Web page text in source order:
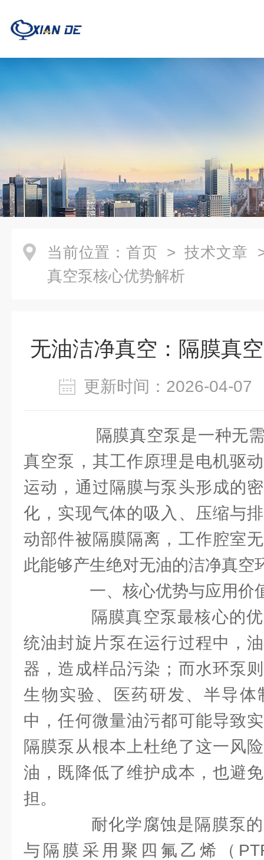
当前位置： 首页 > 技术文章
真空泵核心优势解析
无油洁净真空：隔膜真
更新时间：2026-04-
隔膜真空泵是一种无需
真空泵，其工作原理是电机驱
运动，通过隔膜与泵头形成的
化，实现气体的吸入、压缩与
动部件被隔膜隔离，工作腔室
此能够产生绝对无油的洁净真空
一、核心优势与应用价
隔膜真空泵最核心的优
统油封旋片泵在运行过程中，
器，造成样品污染；而水环泵
生物实验、医药研发、半导体
中，任何微量油污都可能导致
隔膜泵从根本上杜绝了这一风
油，既降低了维护成本，也避
担。
耐化学腐蚀是隔膜泵的
与隔膜采用聚四氟乙烯（